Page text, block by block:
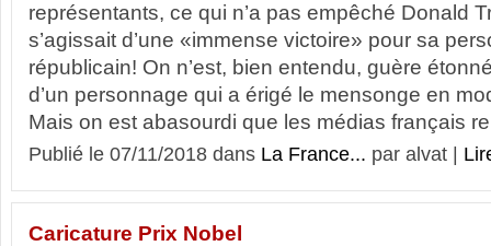
représentants, ce qui n’a pas empêché Donald
s’agissait d’une «immense victoire» pour sa
républicain! On n’est, bien entendu, guère
d’un personnage qui a érigé le mensonge en
Mais on est abasourdi que les médias français
Publié le 07/11/2018 dans La France... par alvat |
Caricature Prix Nobel